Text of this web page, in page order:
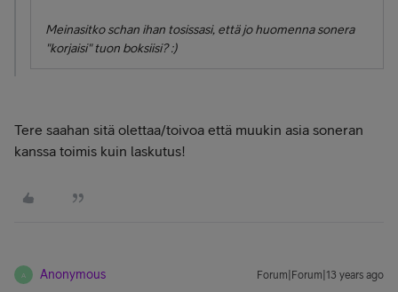
Meinasitko schan ihan tosissasi, että jo huomenna sonera
"korjaisi" tuon boksiisi? :)
Tere saahan sitä olettaa/toivoa että muukin asia soneran
kanssa toimis kuin laskutus!
A Anonymous Forum|Forum|13 years ago